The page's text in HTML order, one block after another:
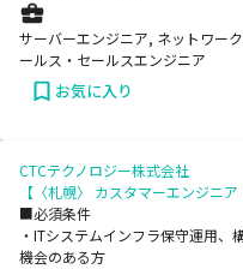
サーバーエンジニア, ネットワー
ールス・セールスエンジニア
お気に入り
CTCテクノロジー株式会社
【〈札幌〉 カスタマーエンジニア
■必須条件
・ITシステムインフラ保守運用、
機会のある方